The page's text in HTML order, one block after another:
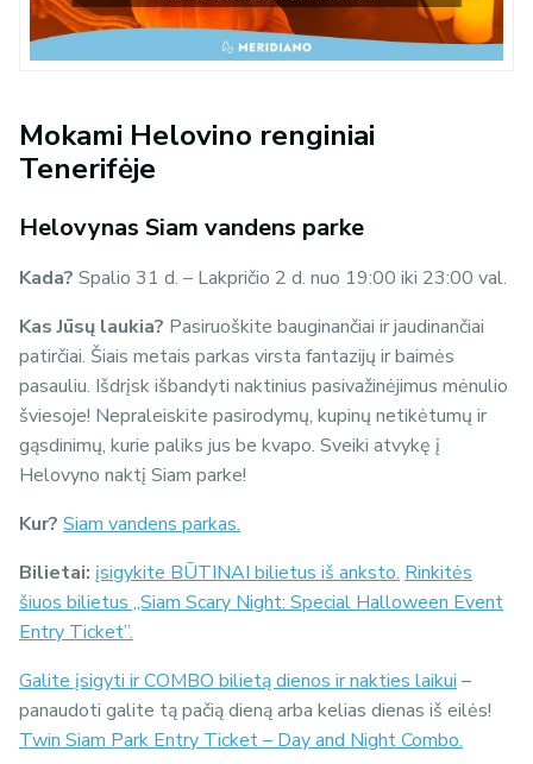
Mokami Helovino renginiai
Tenerifėje
Helovynas Siam vandens parke
Kada? Spalio 31 d. – Lakpričio 2 d. nuo 19:00 iki 23:00 val.
Kas Jūsų laukia? Pasiruoškite bauginančiai ir jaudinančiai
patirčiai. Šiais metais parkas virsta fantazijų ir baimės
pasauliu. Išdrįsk išbandyti naktinius pasivažinėjimus mėnulio
šviesoje! Nepraleiskite pasirodymų, kupinų netikėtumų ir
gąsdinimų, kurie paliks jus be kvapo. Sveiki atvykę į
Helovyno naktį Siam parke!
Kur? Siam vandens parkas.
Bilietai: įsigykite BŪTINAI bilietus iš anksto. Rinkitės
šiuos bilietus „Siam Scary Night: Special Halloween Event
Entry Ticket”.
Galite įsigyti ir COMBO bilietą dienos ir nakties laikui –
panaudoti galite tą pačią dieną arba kelias dienas iš eilės!
Twin Siam Park Entry Ticket – Day and Night Combo.